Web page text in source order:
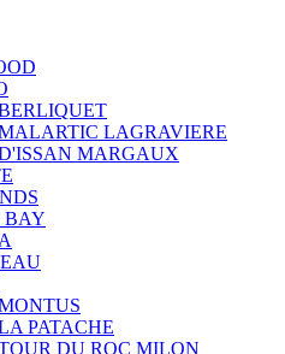
LAGRAVIERE
MARGAUX
BAY
PATACHE
DU ROC MILON